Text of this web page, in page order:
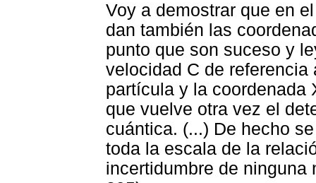
Voy a demostrar que en
dan también las
punto que son suceso y
velocidad C de
partícula y la coordenada
que vuelve otra vez el
cuántica. (...) De hecho
toda la escala de la
incertidumbre de ninguna